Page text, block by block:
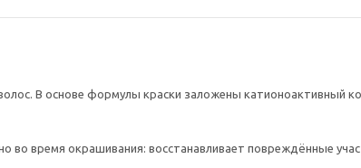
В основе формулы краски заложены катионоактивный
во время окрашивания: восстанавливает повреждённые